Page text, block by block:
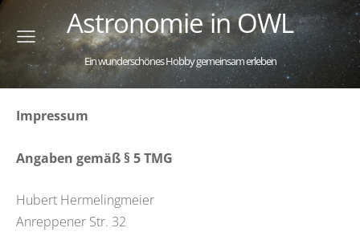
Astronomie in OWL
Ein wunderschönes Hobby gemeinsam erleben
Impressum
Angaben gemäß § 5 TMG
Hubert Hermelingmeier
Anreppener Str. 32